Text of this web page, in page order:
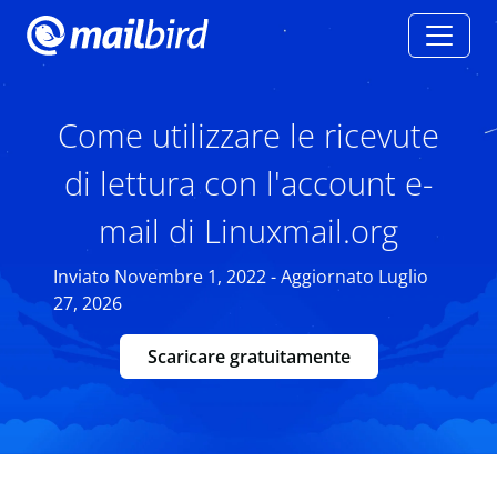
Come utilizzare le ricevute
di lettura con l'account e-
mail di Linuxmail.org
Inviato Novembre 1, 2022 - Aggiornato Luglio
27, 2026
Scaricare gratuitamente